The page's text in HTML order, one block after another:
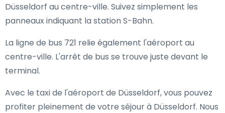
Düsseldorf au centre-ville. Suivez simplement les
panneaux indiquant la station S-Bahn.
La ligne de bus 721 relie également l'aéroport au
centre-ville. L'arrêt de bus se trouve juste devant le
terminal.
Avec le taxi de l'aéroport de Düsseldorf, vous pouvez
profiter pleinement de votre séjour à Düsseldorf. Nous